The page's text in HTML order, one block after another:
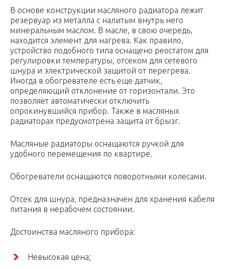
В основе конструкции масляного радиатора лежит
резервуар из металла с налитым внутрь него
минеральным маслом. В масле, в свою очередь,
находится элемент для нагрева. Как правило,
устройство подобного типа оснащено реостатом для
регулировки температуры, отсеком для сетевого
шнура и электрической защитой от перегрева.
Иногда в обогревателе есть еще датчик,
определяющий отклонение от горизонтали. Это
позволяет автоматически отключить
опрокинувшийся прибор. Также в масляных
радиаторах предусмотрена защита от брызг.
Масляные радиаторы оснащаются ручкой для
удобного перемещения по квартире.
Обогреватели оснащаются поворотными колесами.
Отсек для шнура, предназначен для хранения кабеля
питания в нерабочем состоянии.
Достоинства масляного прибора:
Невысокая цена;